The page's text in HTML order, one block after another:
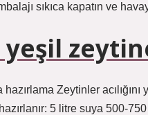
sıkıca kapatın ve
Zeytinler
5 litre suya 500-